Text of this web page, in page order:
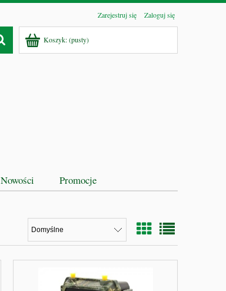
Zarejestruj się Zaloguj się
Koszyk:(pusty)
Nowości Promocje